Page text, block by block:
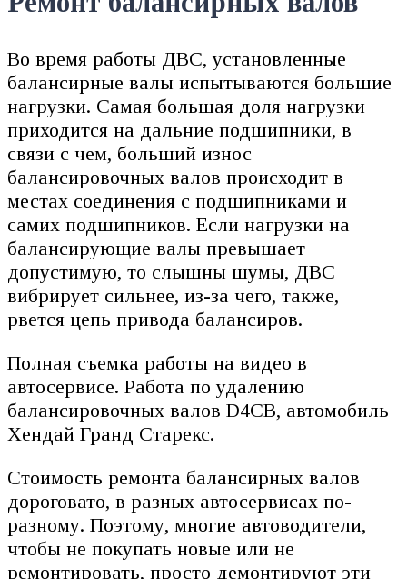
Во время работы ДВС, установленные
балансирные валы испытываются большие
нагрузки. Самая большая доля нагрузки
приходится на дальние подшипники, в
связи с чем, больший износ
балансировочных валов происходит в
местах соединения с подшипниками и
самих подшипников. Если нагрузки на
балансирующие валы превышает
допустимую, то слышны шумы, ДВС
вибрирует сильнее, из-за чего, также,
рвется цепь привода балансиров.
Полная съемка работы на видео в
автосервисе. Работа по удалению
балансировочных валов D4CB, автомобиль
Хендай Гранд Старекс.
Стоимость ремонта балансирных валов
дороговато, в разных автосервисах по-
разному. Поэтому, многие автоводители,
чтобы не покупать новые или не
ремонтировать, просто демонтируют эти